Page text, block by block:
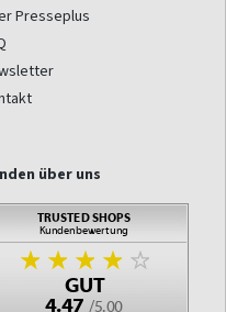
Presseplus
über uns